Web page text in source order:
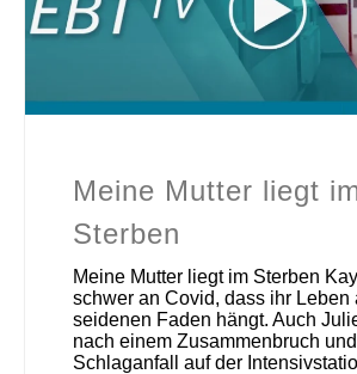
Meine Mutter liegt
Sterben
Meine Mutter liegt im Sterben
schwer an Covid, dass ihr Leben
seidenen Faden hängt. Auch
nach einem Zusammenbruch und
Schlaganfall auf der